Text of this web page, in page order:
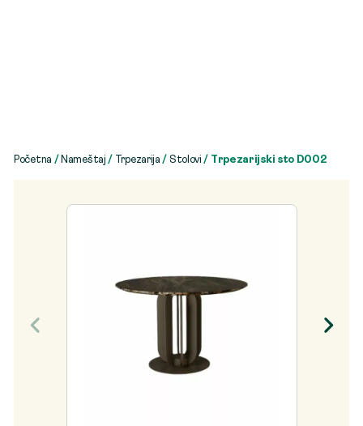
Početna / Nameštaj / Trpezarija / Stolovi / Trpezarijski sto D002